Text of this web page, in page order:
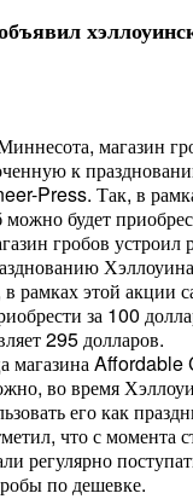
магазин
к
Press. Так, в
можно будет
гробов устроил
рамках этой акции
за 100
295 долларов.
магазина
во время
его как
что с момента
регулярно
по дешевке.